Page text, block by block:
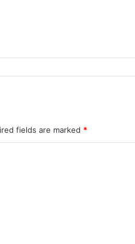
fields are marked *